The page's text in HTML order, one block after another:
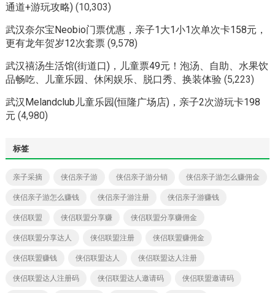
通道+游玩攻略) (10,303)
武汉奈尔宝Neobio门票优惠，亲子1大1小1次单次卡158元，
更有龙年贺岁12次套票 (9,578)
武汉禧汤生活馆(街道口)，儿童票49元！泡汤、自助、水果饮
品畅吃、儿童乐园、休闲娱乐、脱口秀、换装体验 (5,223)
武汉Melandclub儿童乐园(恒隆广场店)，亲子2次游玩卡198
元 (4,980)
标签
亲子采摘 侠侣亲子游 侠侣亲子游分销 侠侣亲子游怎么赚佣金
侠侣亲子游怎么赚钱 侠侣亲子游注册 侠侣亲子游赚钱
侠侣联盟 侠侣联盟分享赚 侠侣联盟分享赚佣金
侠侣联盟分享达人 侠侣联盟注册 侠侣联盟赚佣金
侠侣联盟赚钱 侠侣联盟达人 侠侣联盟达人注册
侠侣联盟达人注册码 侠侣联盟达人邀请码 侠侣联盟邀请码